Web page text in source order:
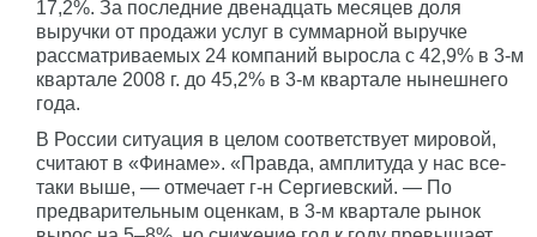
17,2%. За последние двенадцать месяцев доля
выручки от продажи услуг в суммарной выручке
рассматриваемых 24 компаний выросла с 42,9% в 3-м
квартале 2008 г. до 45,2% в 3-м квартале нынешнего
года.
В России ситуация в целом соответствует мировой,
считают в «Финаме». «Правда, амплитуда у нас все-
таки выше, — отмечает г-н Сергиевский. — По
предварительным оценкам, в 3-м квартале рынок